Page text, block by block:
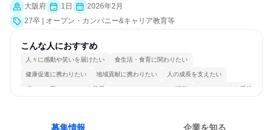
大阪府 1日
2026年2月
27卒 | オープン・カンパニー&キャリア教育等
こんな人におすすめ
人々に感動や笑いを届けたい 食生活・食育に関わりたい
健康促進に携わりたい 地域貢献に携わりたい 人の成長を支えたい
穏やかで互いのペースを尊重 コミュニケーションが活発 チームワークを重視
募集情報 企業を知る